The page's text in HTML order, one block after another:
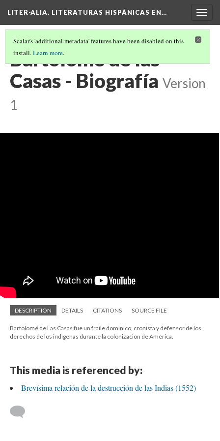
LITER·ALIA. LITERATURAS HISPÁNICAS EN…
Scalar's 'additional metadata' features have been disabled on this
install.Learn more.
Bartolomé de las
Casas - Biografía Version
1
DESCRIPTION DETAILS CITATIONS SOURCE FILE
Bartolomé de Las Casas fue un fraile dominico, cronista y defensor de los
derechos de los indígenas durante la colonización de América.
This media is referenced by:
Brevísima relación de la destrucción de las Indias (1552)